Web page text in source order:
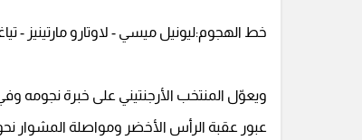
خط الهجوم:ليونيل ميسي - لاوتارو مارتينيز -
ويعوّل المنتخب الأرجنتيني على خبرة نجومه
عبور عقبة الرأس الأخضر ومواصلة المشوار